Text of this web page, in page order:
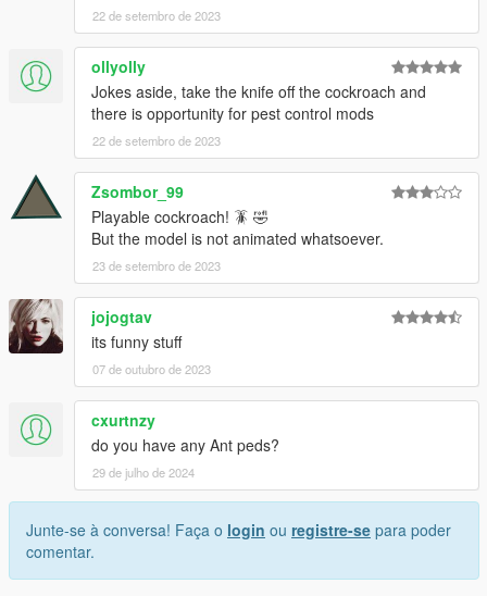
22 de setembro de 2023
ollyolly
Jokes aside, take the knife off the cockroach and
there is opportunity for pest control mods
22 de setembro de 2023
Zsombor_99
Playable cockroach! 🪳 🤣
But the model is not animated whatsoever.
23 de setembro de 2023
jojogtav
its funny stuff
07 de outubro de 2023
cxurtnzy
do you have any Ant peds?
29 de julho de 2024
Junte-se à conversa! Faça o login ou registre-se para poder
comentar.